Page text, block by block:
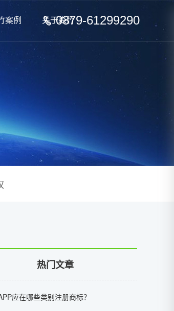
0379-61299290
案例 关于森竹
热门文章
应在哪些类别注册商标？